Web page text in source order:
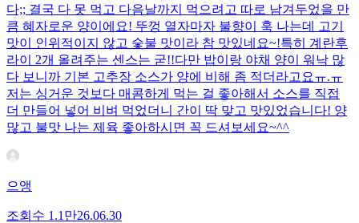
다;; 결국 다 못 먹고 다음날까지 먹으려고 따로 남겨두었을 만
큼 혜자로운 양이에요! 뚜껑 열자마자 불향이 훅 나는데 고기
맛이 인위적이지 않고 숯불 맛이라 참 맛있네요~!특히 계란후
라이 2개 올려주는 센스는 굳!! ​다만 밥이랑 야채 양이 워낙 많
다 보니까 기본 고추장 소스가 양에 비해 좀 적더라고요ㅠ.ㅠ
저는 싱거운 것보다 매콤하게 먹는 걸 좋아해서 소스를 직접
더 만들어 넣어 비벼 먹었더니 간이 딱 맞고 맛있었습니다! 양
많고 불맛 나는 제육 좋아하시면 꼭 드셔보세요~^^
으앵
조회수 1.1만26.06.30